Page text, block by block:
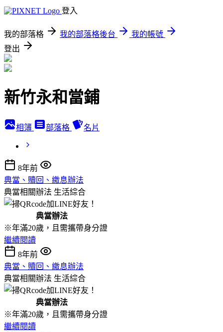
登入
我的部落格 我的部落格後台
我的帳號
登出
新竹永和當鋪
相簿 部落格 名片
8年前
典當、贖回、繳息辦法
典當相關辦法 生活綜合
典當辦法
※年滿20歲，且需攜帶身分證
繼續閱讀
8年前
典當、贖回、繳息辦法
典當相關辦法 生活綜合
典當辦法
※年滿20歲，且需攜帶身分證
繼續閱讀